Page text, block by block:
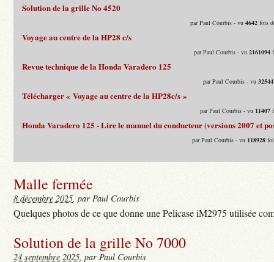
Solution de la grille No 4520
par Paul Courbis - vu4642 fois
Voyage au centre de la HP28 c/s
par Paul Courbis - vu2161094
Revue technique de la Honda Varadero 125
par Paul Courbis - vu32544
Télécharger « Voyage au centre de la HP28c/s »
par Paul Courbis - vu 11407
Honda Varadero 125 - Lire le manuel du conducteur (versions 2007 et
par Paul Courbis - vu 118928
Malle fermée
8 décembre 2025, par Paul Courbis
Quelques photos de ce que donne une Pelicase iM2975 utilisée
Solution de la grille No 7000
24 septembre 2025, par Paul Courbis